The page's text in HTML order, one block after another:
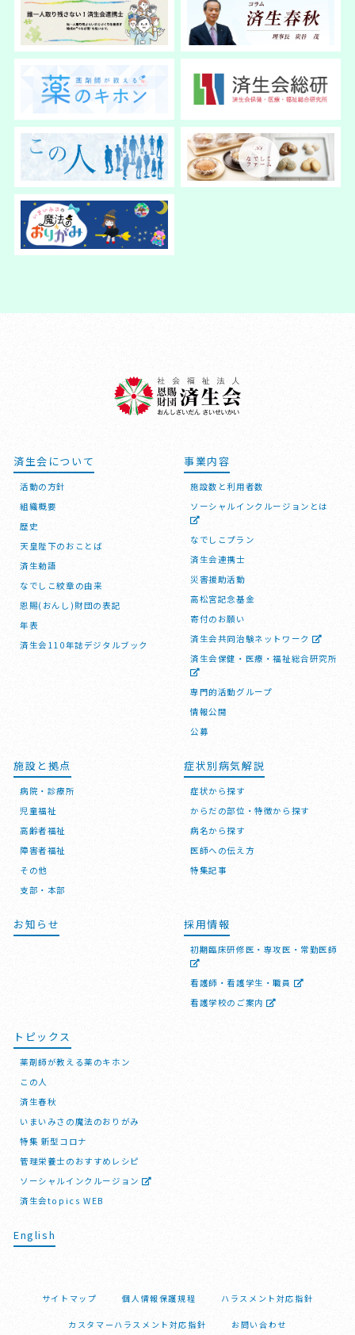
済生会について
活動の方針
組織概要
歴史
天皇陛下のおことば
済生勅語
なでしこ紋章の由来
恩賜(おんし)財団の表記
年表
済生会110年誌デジタルブック
事業内容
施設数と利用者数
ソーシャルインクルージョンとは
なでしこプラン
済生会連携士
災害援助活動
高松宮記念基金
寄付のお願い
済生会共同治験ネットワーク
済生会保健・医療・福祉総合研究所
専門的活動グループ
情報公開
公募
施設と拠点
病院・診療所
児童福祉
高齢者福祉
障害者福祉
その他
支部・本部
症状別病気解説
症状から探す
からだの部位・特徴から探す
病名から探す
医師への伝え方
特集記事
お知らせ 採用情報
初期臨床研修医・専攻医・常勤医師
看護師・看護学生・職員
看護学校のご案内
トピックス
薬剤師が教える薬のキホン
この人
済生春秋
いまいみさの魔法のおりがみ
特集 新型コロナ
管理栄養士のおすすめレシピ
ソーシャルインクルージョン
済生会topics WEB
English
サイトマップ 個人情報保護規程 ハラスメント対応指針
カスタマーハラスメント対応指針 お問い合わせ